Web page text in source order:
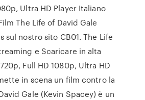
Ultra HD Player Italiano
The Life of David Gale
sul nostro sito CB01. The Life
e Scaricare in alta
Full HD 1080p, Ultra HD
in scena un film contro la
Gale (Kevin Spacey) è un